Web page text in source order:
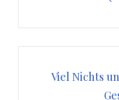
Viel Nichts